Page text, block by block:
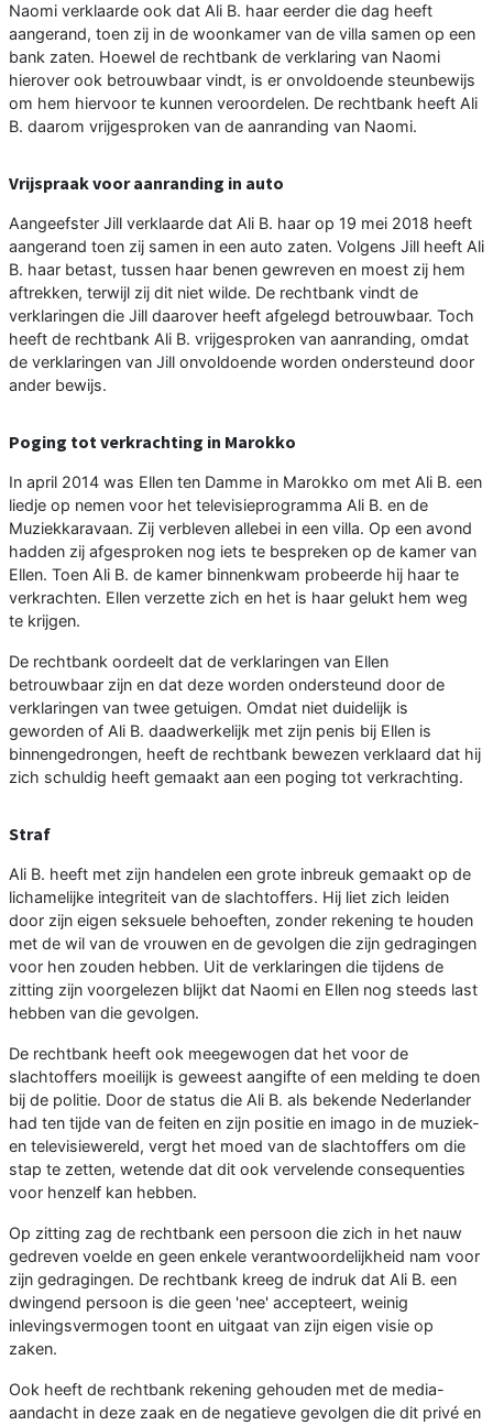
Naomi verklaarde ook dat Ali B. haar eerder die dag heeft
aangerand, toen zij in de woonkamer van de villa samen op een
bank zaten. Hoewel de rechtbank de verklaring van Naomi
hierover ook betrouwbaar vindt, is er onvoldoende steunbewijs
om hem hiervoor te kunnen veroordelen. De rechtbank heeft Ali
B. daarom vrijgesproken van de aanranding van Naomi.
Vrijspraak voor aanranding in auto
Aangeefster Jill verklaarde dat Ali B. haar op 19 mei 2018 heeft
aangerand toen zij samen in een auto zaten. Volgens Jill heeft Ali
B. haar betast, tussen haar benen gewreven en moest zij hem
aftrekken, terwijl zij dit niet wilde. De rechtbank vindt de
verklaringen die Jill daarover heeft afgelegd betrouwbaar. Toch
heeft de rechtbank Ali B. vrijgesproken van aanranding, omdat
de verklaringen van Jill onvoldoende worden ondersteund door
ander bewijs.
Poging tot verkrachting in Marokko
In april 2014 was Ellen ten Damme in Marokko om met Ali B. een
liedje op nemen voor het televisieprogramma Ali B. en de
Muziekkaravaan. Zij verbleven allebei in een villa. Op een avond
hadden zij afgesproken nog iets te bespreken op de kamer van
Ellen. Toen Ali B. de kamer binnenkwam probeerde hij haar te
verkrachten. Ellen verzette zich en het is haar gelukt hem weg
te krijgen.
De rechtbank oordeelt dat de verklaringen van Ellen
betrouwbaar zijn en dat deze worden ondersteund door de
verklaringen van twee getuigen. Omdat niet duidelijk is
geworden of Ali B. daadwerkelijk met zijn penis bij Ellen is
binnengedrongen, heeft de rechtbank bewezen verklaard dat hij
zich schuldig heeft gemaakt aan een poging tot verkrachting.
Straf
Ali B. heeft met zijn handelen een grote inbreuk gemaakt op de
lichamelijke integriteit van de slachtoffers. Hij liet zich leiden
door zijn eigen seksuele behoeften, zonder rekening te houden
met de wil van de vrouwen en de gevolgen die zijn gedragingen
voor hen zouden hebben. Uit de verklaringen die tijdens de
zitting zijn voorgelezen blijkt dat Naomi en Ellen nog steeds last
hebben van die gevolgen.
De rechtbank heeft ook meegewogen dat het voor de
slachtoffers moeilijk is geweest aangifte of een melding te doen
bij de politie. Door de status die Ali B. als bekende Nederlander
had ten tijde van de feiten en zijn positie en imago in de muziek-
en televisiewereld, vergt het moed van de slachtoffers om die
stap te zetten, wetende dat dit ook vervelende consequenties
voor henzelf kan hebben.
Op zitting zag de rechtbank een persoon die zich in het nauw
gedreven voelde en geen enkele verantwoordelijkheid nam voor
zijn gedragingen. De rechtbank kreeg de indruk dat Ali B. een
dwingend persoon is die geen 'nee' accepteert, weinig
inlevingsvermogen toont en uitgaat van zijn eigen visie op
zaken.
Ook heeft de rechtbank rekening gehouden met de media-
aandacht in deze zaak en de negatieve gevolgen die dit privé en